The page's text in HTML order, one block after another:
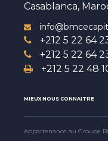
Casablanca,
+212 5 22 64
+212 5 22 64
+212 5 22 48
MIEUX NOUS CONNAITRE
Appartenance au Groupe